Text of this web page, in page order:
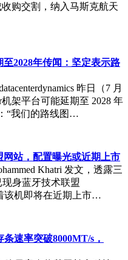
购交割，纳入马斯克航天
2028年传闻：坚定表示路
昨日（7 月
架平台可能延期至 2028 年
“我们的路线图…
网站，配置曝光或近期上市
Khatri 发文，透露三
现身蓝牙技术联盟
该机即将在近期上市…
速率突破8000MT/s，